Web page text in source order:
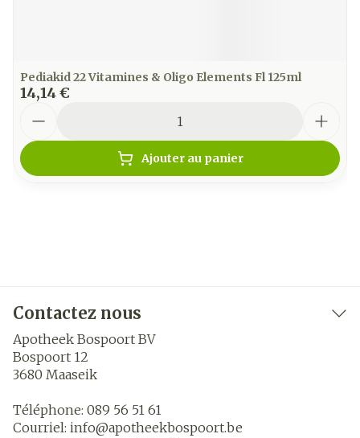
Pediakid 22 Vitamines & Oligo Elements Fl 125ml
14,14 €
Ajouter au panier
Contactez nous
Apotheek Bospoort BV
Bospoort 12
3680 Maaseik
Téléphone: 089 56 51 61
Courriel: info@apotheekbospoort.be